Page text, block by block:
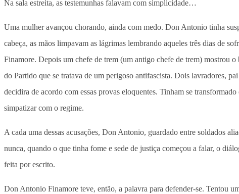
Na sala estreita, as testemunhas falavam com simplicidade…
Uma mulher avançou chorando, ainda com medo. Don Antonio tinha
cabeça, as mãos limpavam as lágrimas lembrando aqueles três dias de
Finamore. Depois um chefe de trem (um antigo chefe de trem) mostrou
do Partido que se tratava de um perigoso antifascista. Dois lavradores,
decidira de acordo com essas provas eloquentes. Tinham se
simpatizar com o regime.
A cada uma dessas acusações, Don Antonio, guardado entre soldados
nunca, quando o que tinha fome e sede de justiça começou a falar, o
feita por escrito.
Don Antonio Finamore teve, então, a palavra para defender-se. Tentou